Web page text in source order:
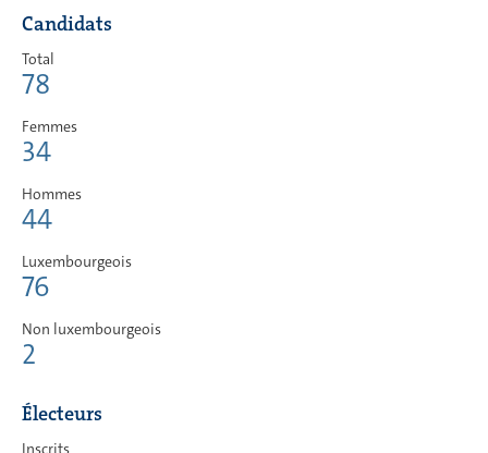
Candidats
Total
78
Femmes
34
Hommes
44
Luxembourgeois
76
Non luxembourgeois
2
Électeurs
Inscrits